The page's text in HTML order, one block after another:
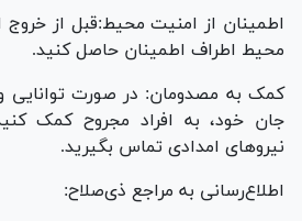
اطمینان از امنیت محیط:قبل از خروج
محیط اطراف اطمینان حاصل کنید.
کمک به مصدومان: در صورت توانایی
جان خود، به افراد مجروح کمک
نیرو‌های امدادی تماس بگیرید.
اطلاع‌رسانی به مراجع ذی‌صلاح: